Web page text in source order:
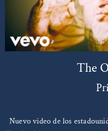
The
Nuevo video de los